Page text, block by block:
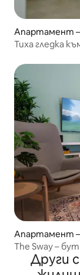
Апартамент –
Тиха гледка
Апартамент –
The Sway –
Други